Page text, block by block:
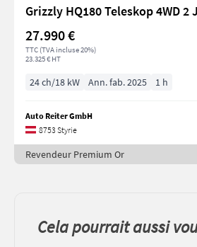
Grizzly HQ180 Teleskop 4WD
27.990 €
TTC (TVA incluse 20%)
23.325 € HT
24 ch/18 kW Ann. fab. 2025 1 h
Auto Reiter GmbH
8753 Styrie
Revendeur Premium Or
Cela pourrait aussi